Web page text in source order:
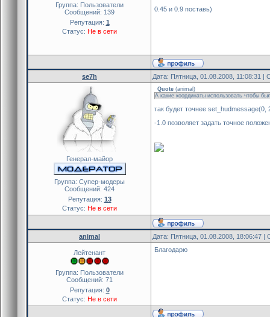
Группа: Пользователи
Сообщений: 139
Репутация: 1
Статус: Не в сети
0.45 и 0.9 поставь)
se7h Дата: Пятница, 01.08.2008, 11:08:31
Генерал-майор
Группа: Cупер-модеры
Сообщений: 424
Репутация: 13
Статус: Не в сети
Quote (animal )
А какие координаты использовать чтобы
так будет точнее set_hudmessage(0,
-1.0 позволяет задать точное
animal Дата: Пятница, 01.08.2008, 18:06:47
Лейтенант
Группа: Пользователи
Сообщений: 71
Репутация: 0
Статус: Не в сети
Благодарю